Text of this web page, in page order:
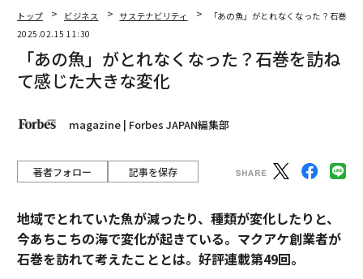
トップ ビジネス サステナビリティ
「あの魚」がとれなくなった？石巻を
2025.02.15 11:30
「あの魚」がとれなくなった？石巻を訪ね
て感じた大きな変化
magazine | Forbes JAPAN編集部
著者フォロー 記事を保存
地域でとれていた魚が減ったり、種類が変化したりと、
今あちこちの海で変化が起きている。マクアケ創業者が
石巻を訪れて考えたこととは。好評連載第49回。